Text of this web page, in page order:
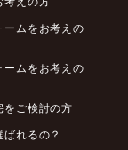
ームをお考えの
ームをお考えの
をご検討の方
れるの？